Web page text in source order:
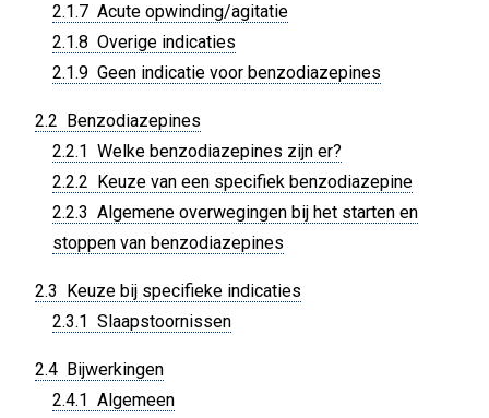
2.1.7 Acute opwinding/agitatie
2.1.8 Overige indicaties
2.1.9 Geen indicatie voor benzodiazepines
2.2 Benzodiazepines
2.2.1 Welke benzodiazepines zijn er?
2.2.2 Keuze van een specifiek benzodiazepine
2.2.3 Algemene overwegingen bij het starten en
stoppen van benzodiazepines
2.3 Keuze bij specifieke indicaties
2.3.1 Slaapstoornissen
2.4 Bijwerkingen
2.4.1 Algemeen